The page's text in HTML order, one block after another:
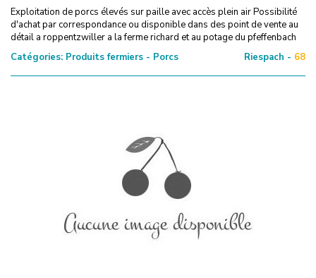
Exploitation de porcs élevés sur paille avec accès plein air Possibilité
d'achat par correspondance ou disponible dans des point de vente au
détail a roppentzwiller a la ferme richard et au potage du pfeffenbach
Catégories: Produits fermiers - Porcs Riespach - 68